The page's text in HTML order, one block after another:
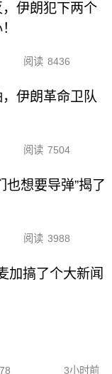
伊朗犯下两个
阅读 8436
伊朗革命卫队
阅读 7504
也想要导弹”揭了
阅读 3988
加搞了个大新闻
3小时前